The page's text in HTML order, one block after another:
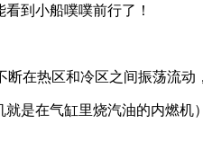
到小船噗噗前行了！
在热区和冷区之间振荡流动
是在气缸里烧汽油的内燃